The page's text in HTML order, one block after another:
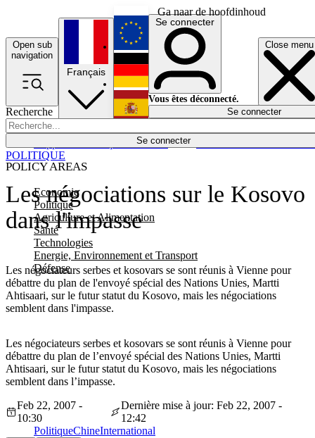
Ga naar de hoofdinhoud
Open sub
navigation
Close menu
Recherche
Se connecter
POLICY AREAS
Economie
Politique
Agriculture et Alimentation
Santé
Technologies
Energie, Environnement et Transport
Défense
Économie
Français
English
Deutsch
Español
Se connecter
Vous êtes déconnecté.
Se connecter
Les négociations sur le Kosovo
dans l'impasse
Les négociateurs serbes et kosovars se sont réunis à Vienne pour
débattre du plan de l'envoyé spécial des Nations Unies, Martti
Ahtisaari, sur le futur statut du Kosovo, mais les négociations
semblent dans l'impasse.
POLITIQUE
Les négociateurs serbes et kosovars se sont réunis à Vienne pour
débattre du plan de l’envoyé spécial des Nations Unies, Martti
Ahtisaari, sur le futur statut du Kosovo, mais les négociations
semblent dans l’impasse.
Feb 22, 2007 -
10:30
Dernière mise à jour: Feb 22, 2007 -
12:42
PolitiqueChineInternational